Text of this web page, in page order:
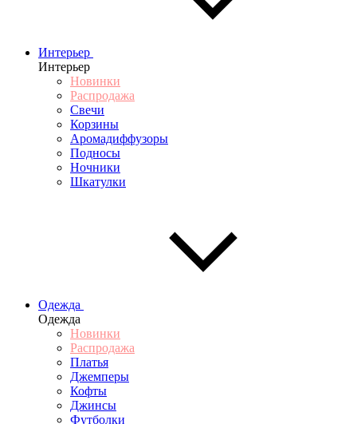
Интерьер
Интерьер
Новинки
Распродажа
Свечи
Корзины
Аромадиффузоры
Подносы
Ночники
Шкатулки
Одежда
Одежда
Новинки
Распродажа
Платья
Джемперы
Кофты
Джинсы
Футболки